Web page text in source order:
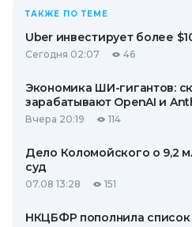
ТАКЖЕ ПО ТЕМЕ
Uber инвестирует более
Сегодня 02:07 46
Экономика ШИ-гигантов:
зарабатывают OpenAI и
Вчера 20:19 114
Дело Коломойского о 9,2
суд
07.08 13:28 151
НКЦБФР пополнила список